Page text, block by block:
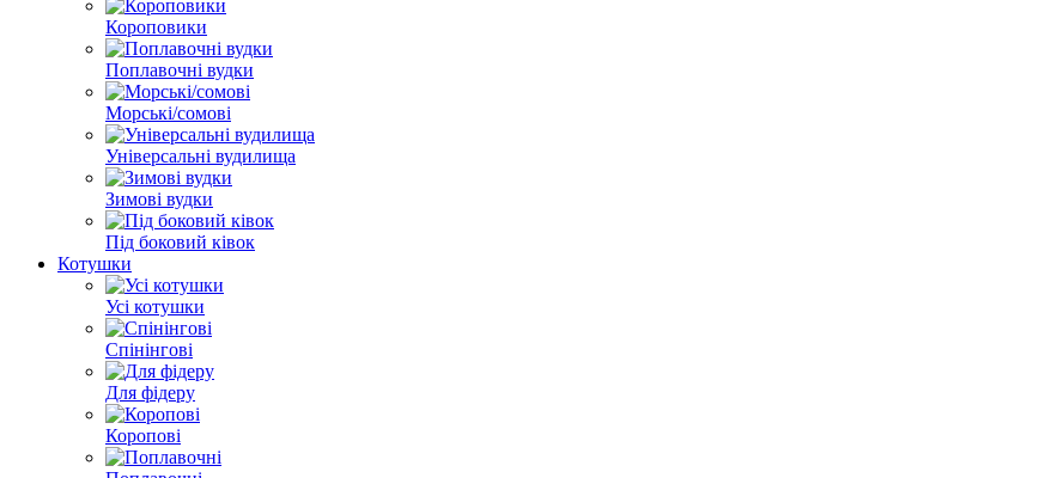
Короповики
Поплавочні вудки
Морські/сомові
Універсальні вудилища
Зимові вудки
Під боковий ківок
Котушки
Усі котушки
Спінінгові
Для фідеру
Коропові